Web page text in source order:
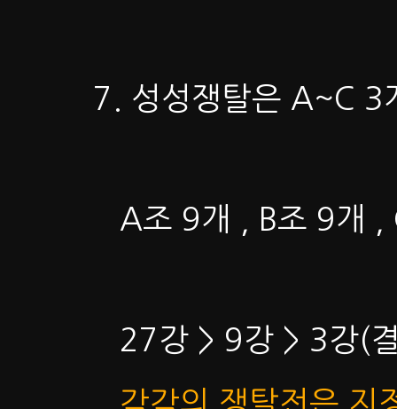
7. 성성쟁탈은 A~C 3
A조 9개 , B조 9개 ,
27강 > 9강 > 3강(
각각의 쟁탈전은 지